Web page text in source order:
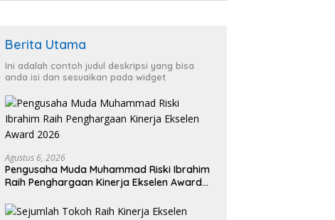
Berita Utama
Ini adalah contoh judul deskripsi yang bisa
anda isi dan sesuaikan pada widget
Agustus 6, 2026
Pengusaha Muda Muhammad Riski Ibrahim
Raih Penghargaan Kinerja Ekselen Award